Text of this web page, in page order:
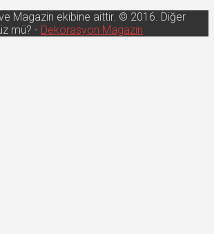
Magazin ekibine aittir. © 2016. Diğer
mü? - Dekorasyon Magazin